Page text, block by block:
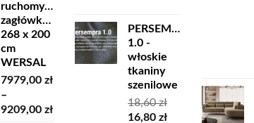
ruchomymi
zagłówkami
268 x 200
cm
WERSAL
7979,00 zł
–
9209,00 złZakres
PERSEMPRA
1.0 -
włoskie
tkaniny
szenilowe
18,60zł
Pierwotna
16,80 złAktualna